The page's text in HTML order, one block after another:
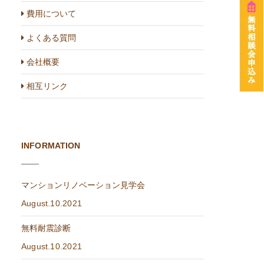
費用について
よくある質問
会社概要
相互リンク
INFORMATION
マンションリノベーション見学会
August.10.2021
無料耐震診断
August.10.2021